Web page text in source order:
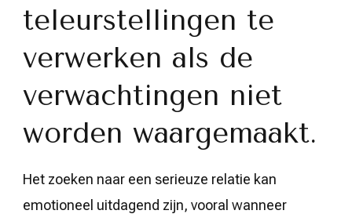
teleurstellingen te
verwerken als de
verwachtingen niet
worden waargemaakt.
Het zoeken naar een serieuze relatie kan
emotioneel uitdagend zijn, vooral wanneer